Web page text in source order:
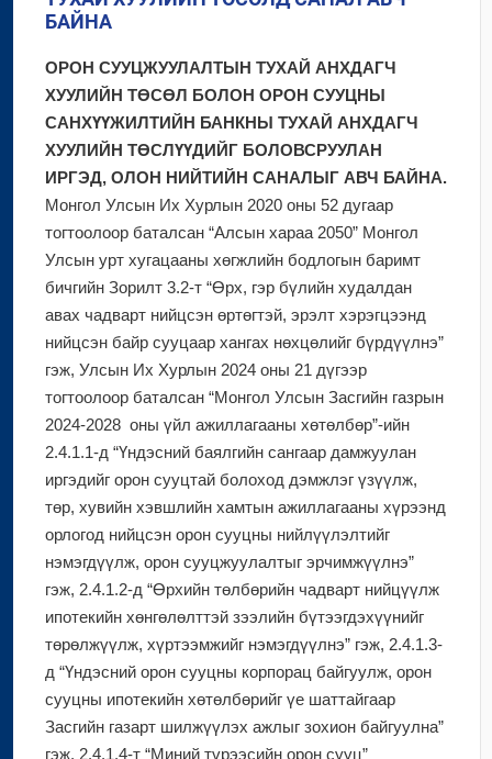
БАЙНА
ОРОН СУУЦЖУУЛАЛТЫН ТУХАЙ АНХДАГЧ
ХУУЛИЙН ТӨСӨЛ БОЛОН ОРОН СУУЦНЫ
САНХҮҮЖИЛТИЙН БАНКНЫ ТУХАЙ АНХДАГЧ
ХУУЛИЙН ТӨСЛҮҮДИЙГ БОЛОВСРУУЛАН
ИРГЭД, ОЛОН НИЙТИЙН САНАЛЫГ АВЧ БАЙНА.
Монгол Улсын Их Хурлын 2020 оны 52 дугаар
тогтоолоор баталсан “Алсын хараа 2050” Монгол
Улсын урт хугацааны хөгжлийн бодлогын баримт
бичгийн Зорилт 3.2-т “Өрх, гэр бүлийн худалдан
авах чадварт нийцсэн өртөгтэй, эрэлт хэрэгцээнд
нийцсэн байр сууцаар хангах нөхцөлийг бүрдүүлнэ”
гэж, Улсын Их Хурлын 2024 оны 21 дүгээр
тогтоолоор баталсан “Монгол Улсын Засгийн газрын
2024-2028 оны үйл ажиллагааны хөтөлбөр”-ийн
2.4.1.1-д “Үндэсний баялгийн сангаар дамжуулан
иргэдийг орон сууцтай болоход дэмжлэг үзүүлж,
төр, хувийн хэвшлийн хамтын ажиллагааны хүрээнд
орлогод нийцсэн орон сууцны нийлүүлэлтийг
нэмэгдүүлж, орон сууцжуулалтыг эрчимжүүлнэ”
гэж, 2.4.1.2-д “Өрхийн төлбөрийн чадварт нийцүүлж
ипотекийн хөнгөлөлттэй зээлийн бүтээгдэхүүнийг
төрөлжүүлж, хүртээмжийг нэмэгдүүлнэ” гэж, 2.4.1.3-
д “Үндэсний орон сууцны корпорац байгуулж, орон
сууцны ипотекийн хөтөлбөрийг үе шаттайгаар
Засгийн газарт шилжүүлэх ажлыг зохион байгуулна”
гэж, 2.4.1.4-т “Миний түрээсийн орон сууц”